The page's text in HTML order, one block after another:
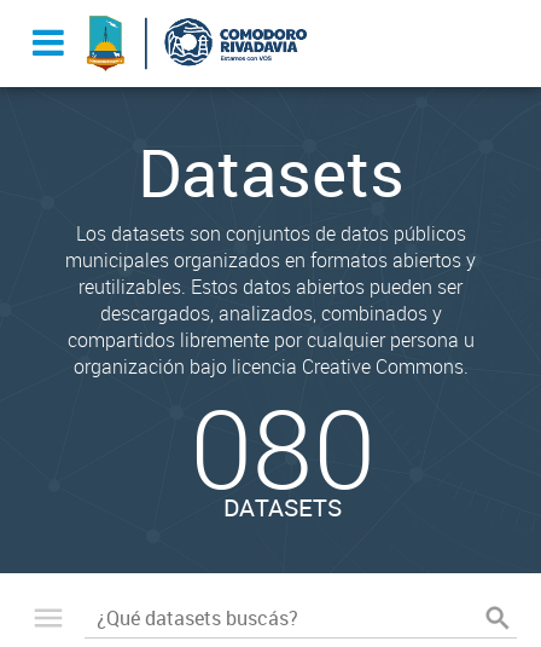
Datasets
Los datasets son conjuntos de datos públicos
municipales organizados en formatos abiertos y
reutilizables. Estos datos abiertos pueden ser
descargados, analizados, combinados y
compartidos libremente por cualquier persona u
organización bajo licencia Creative Commons.
080
DATASETS